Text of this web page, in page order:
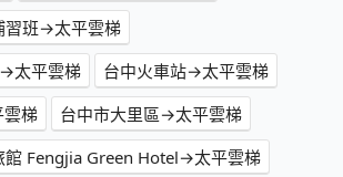
習班→太平雲梯
太平雲梯
台中火車站→太平雲梯
梯
台中市大里區→太平雲梯
館 Fengjia Green Hotel→太平雲梯